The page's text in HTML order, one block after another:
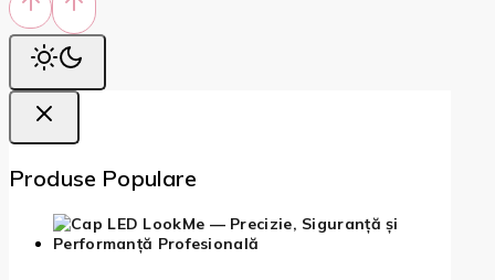
Produse Populare